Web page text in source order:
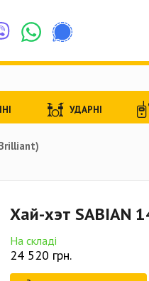
Хай-хэт SABIAN
На складі
24 520 грн.
УДАРНІ